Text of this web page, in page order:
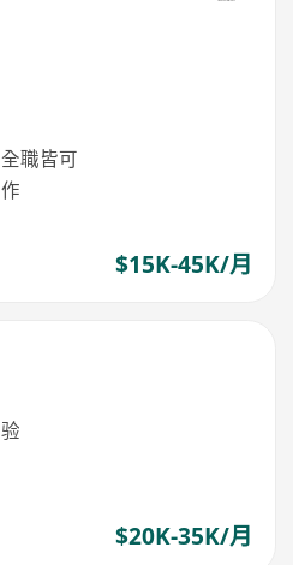
職皆可
$15K-45K/月
$20K-35K/月